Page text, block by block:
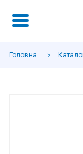
Головна